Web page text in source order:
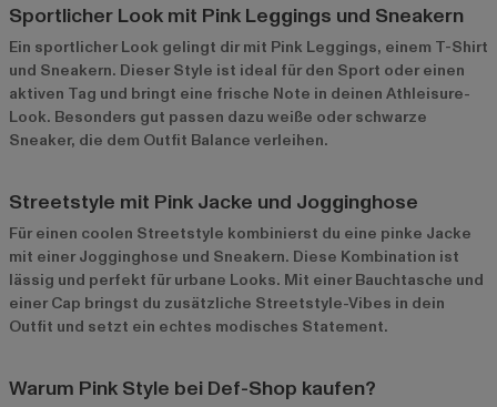
Sportlicher Look mit Pink Leggings und Sneakern
Ein sportlicher Look gelingt dir mit Pink Leggings, einem T-Shirt
und Sneakern. Dieser Style ist ideal für den Sport oder einen
aktiven Tag und bringt eine frische Note in deinen Athleisure-
Look. Besonders gut passen dazu weiße oder schwarze
Sneaker, die dem Outfit Balance verleihen.
Streetstyle mit Pink Jacke und Jogginghose
Für einen coolen Streetstyle kombinierst du eine pinke Jacke
mit einer Jogginghose und Sneakern. Diese Kombination ist
lässig und perfekt für urbane Looks. Mit einer Bauchtasche und
einer Cap bringst du zusätzliche Streetstyle-Vibes in dein
Outfit und setzt ein echtes modisches Statement.
Warum Pink Style bei Def-Shop kaufen?